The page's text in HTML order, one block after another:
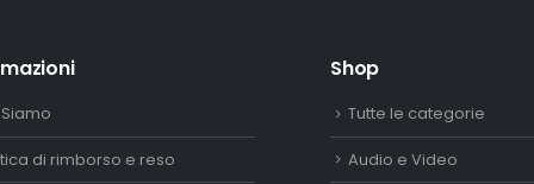
di rimborso e reso
Shop
Tutte le categorie
Audio e Video